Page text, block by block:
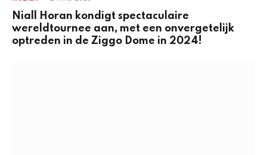
Niall Horan kondigt spectaculaire
wereldtournee aan, met een onvergetelijk
optreden in de Ziggo Dome in 2024!